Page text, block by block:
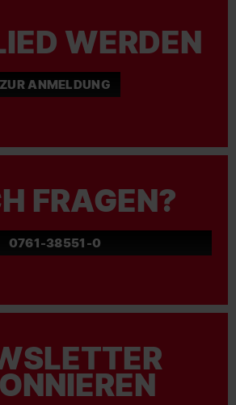
WERDEN
ZUR ANMELDUNG
FRAGEN?
0761-38551-0